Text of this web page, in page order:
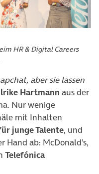
HR & Digital Careers
aber sie lassen
Hartmann aus der
Nur wenige
mit Inhalten
junge Talente, und
ab: McDonald’s,
Telefónica